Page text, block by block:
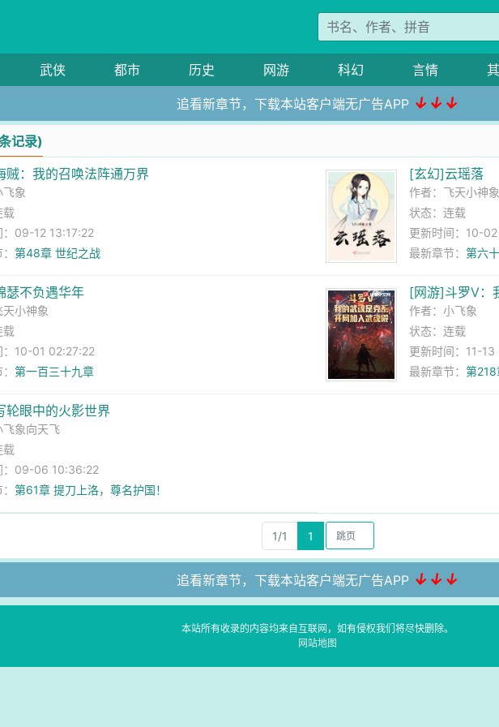
武侠 都市 历史 网游 科幻 言情
追看新章节，下载本站客户端无广告APP ↓↓↓
记录)
贼：我的召唤法阵通万界
飞象
载
：09-12 13:17:22
：第48章 世纪之战
[玄幻]云瑶落
作者： 飞天小神象
状态：连载
更新时间：10-
最新章节： 第六
瑟不负遇华年
天小神象
载
：10-01 02:27:22
：第一百三十九章
[网游]斗罗V：
作者： 小飞象
状态：连载
更新时间：11-
最新章节： 第218
轮眼中的火影世界
飞象向天飞
载
：09-06 10:36:22
：第61章 提刀上洛，尊名护国！
1/1 1
追看新章节，下载本站客户端无广告APP ↓↓↓
本站所有收录的内容均来自互联网，如有侵权我们将尽快删除。
网站地图